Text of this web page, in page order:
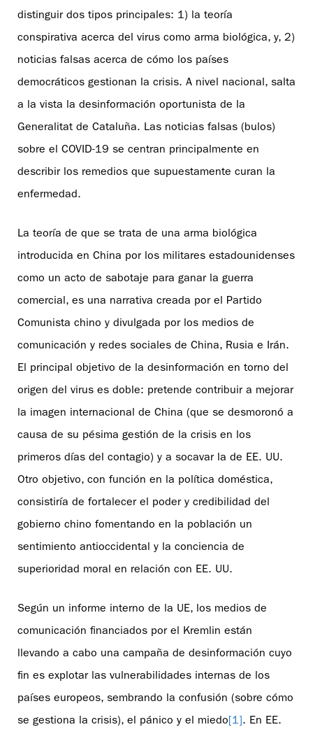
distinguir dos tipos principales: 1) la teoría
conspirativa acerca del virus como arma biológica, y, 2)
noticias falsas acerca de cómo los países
democráticos gestionan la crisis. A nivel nacional, salta
a la vista la desinformación oportunista de la
Generalitat de Cataluña. Las noticias falsas (bulos)
sobre el COVID-19 se centran principalmente en
describir los remedios que supuestamente curan la
enfermedad.
La teoría de que se trata de una arma biológica
introducida en China por los militares estadounidenses
como un acto de sabotaje para ganar la guerra
comercial, es una narrativa creada por el Partido
Comunista chino y divulgada por los medios de
comunicación y redes sociales de China, Rusia e Irán.
El principal objetivo de la desinformación en torno del
origen del virus es doble: pretende contribuir a mejorar
la imagen internacional de China (que se desmoronó a
causa de su pésima gestión de la crisis en los
primeros días del contagio) y a socavar la de EE. UU.
Otro objetivo, con función en la política doméstica,
consistiría de fortalecer el poder y credibilidad del
gobierno chino fomentando en la población un
sentimiento antioccidental y la conciencia de
superioridad moral en relación con EE. UU.
Según un informe interno de la UE, los medios de
comunicación financiados por el Kremlin están
llevando a cabo una campaña de desinformación cuyo
fin es explotar las vulnerabilidades internas de los
países europeos, sembrando la confusión (sobre cómo
se gestiona la crisis), el pánico y el miedo [1] . En EE.